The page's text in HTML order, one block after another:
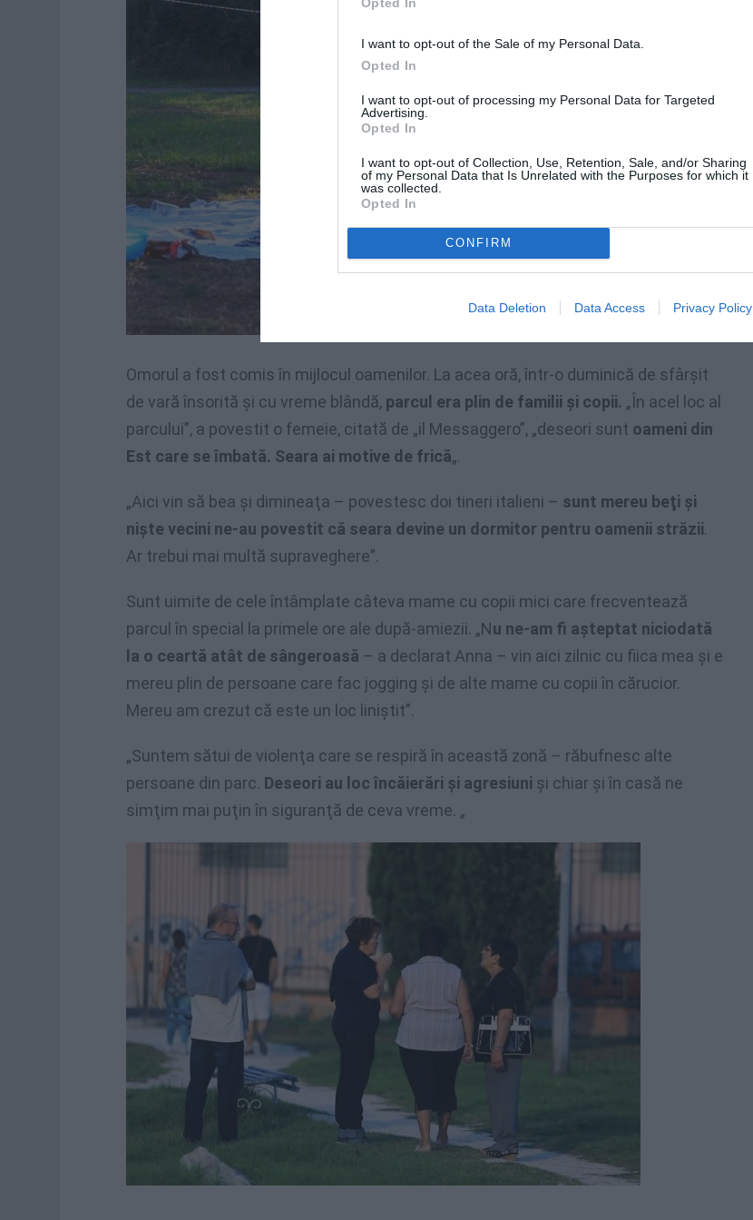
I want to opt-out of the Sale of my Personal Data.
Opted In
I want to opt-out of processing my Personal Data for Targeted
Advertising.
Opted In
I want to opt-out of Collection, Use, Retention, Sale, and/or Sharing
of my Personal Data that Is Unrelated with the Purposes for which it
was collected.
Opted In
CONFIRM
Data Deletion Data Access Privacy Policy
Omorul a fost comis în mijlocul oamenilor. La acea oră, într-o duminică de sfârşit
de vară însorită şi cu vreme blândă, parcul era plin de familii şi copii. „În acel loc al
parcului”, a povestit o femeie, citată de „il Messaggero”, „deseori sunt oameni din
Est care se îmbată. Seara ai motive de frică„.
„Aici vin să bea şi dimineaţa – povestesc doi tineri italieni – sunt mereu beţi şi
nişte vecini ne-au povestit că seara devine un dormitor pentru oamenii străzii.
Ar trebui mai multă supraveghere”.
Sunt uimite de cele întâmplate câteva mame cu copii mici care frecventează
parcul în special la primele ore ale după-amiezii. „Nu ne-am fi aşteptat niciodată
la o ceartă atât de sângeroasă – a declarat Anna – vin aici zilnic cu fiica mea şi e
mereu plin de persoane care fac jogging şi de alte mame cu copii în cărucior.
Mereu am crezut că este un loc liniştit”.
„Suntem sătui de violenţa care se respiră în această zonă – răbufnesc alte
persoane din parc. Deseori au loc încăierări şi agresiuni şi chiar şi în casă ne
simţim mai puţin în siguranţă de ceva vreme. „